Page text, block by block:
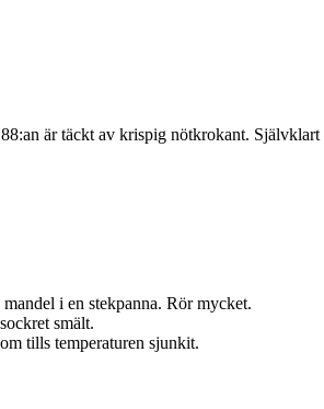
är täckt av krispig nötkrokant.
i en stekpanna. Rör mycket.
smält.
tills temperaturen sjunkit.